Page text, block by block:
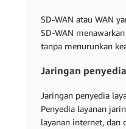
SD-WAN atau WAN
SD-WAN
tanpa menurunkan
Jaringan
Jaringan penyedia
Penyedia layanan
layanan internet, dan